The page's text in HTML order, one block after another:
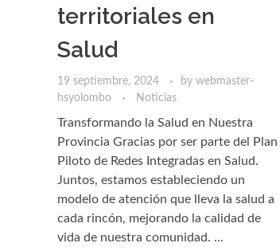
territoriales en
Salud
19 septiembre, 2024 by webmaster-
hsyolombo
Noticias
Transformando la Salud en Nuestra
Provincia Gracias por ser parte del Plan
Piloto de Redes Integradas en Salud.
Juntos, estamos estableciendo un
modelo de atención que lleva la salud a
cada rincón, mejorando la calidad de
vida de nuestra comunidad. ...